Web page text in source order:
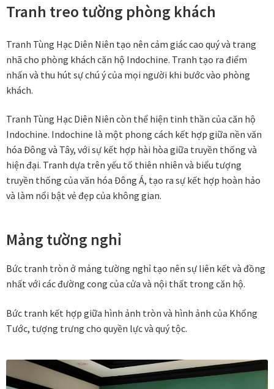
Đóng khung tranh theo yêu cầu
Đóng khung tranh thảm Dubai
Đóng khung ảnh
Đóng khung áo đấu – áo thun
Đóng khung tranh canvas – tranh sơn dầu
Đóng khung tranh đính đá
Đóng khung tranh thêu
Giỏ hàng
Tranh treo tường phòng khách
Tranh Tùng Hạc Diên Niên tạo nên cảm giác cao quý và trang
nhã cho phòng khách căn hộ Indochine. Tranh tạo ra điểm
nhấn và thu hút sự chú ý của mọi người khi bước vào phòng
khách.
Tranh Tùng Hạc Diên Niên còn thể hiện tinh thần của căn hộ
Indochine. Indochine là một phong cách kết hợp giữa nền văn
hóa Đông và Tây, với sự kết hợp hài hòa giữa truyền thống và
hiện đại. Tranh dựa trên yếu tố thiên nhiên và biểu tượng
truyền thống của văn hóa Đông Á, tạo ra sự kết hợp hoàn hảo
và làm nổi bật vẻ đẹp của không gian.
Mảng tường nghỉ
Bức tranh tròn ở mảng tường nghỉ tạo nên sự liên kết và đồng
nhất với các đường cong của cửa và nội thất trong căn hộ.
Bức tranh kết hợp giữa hình ảnh tròn và hình ảnh của Khổng
Tước, tượng trưng cho quyền lực và quý tộc.